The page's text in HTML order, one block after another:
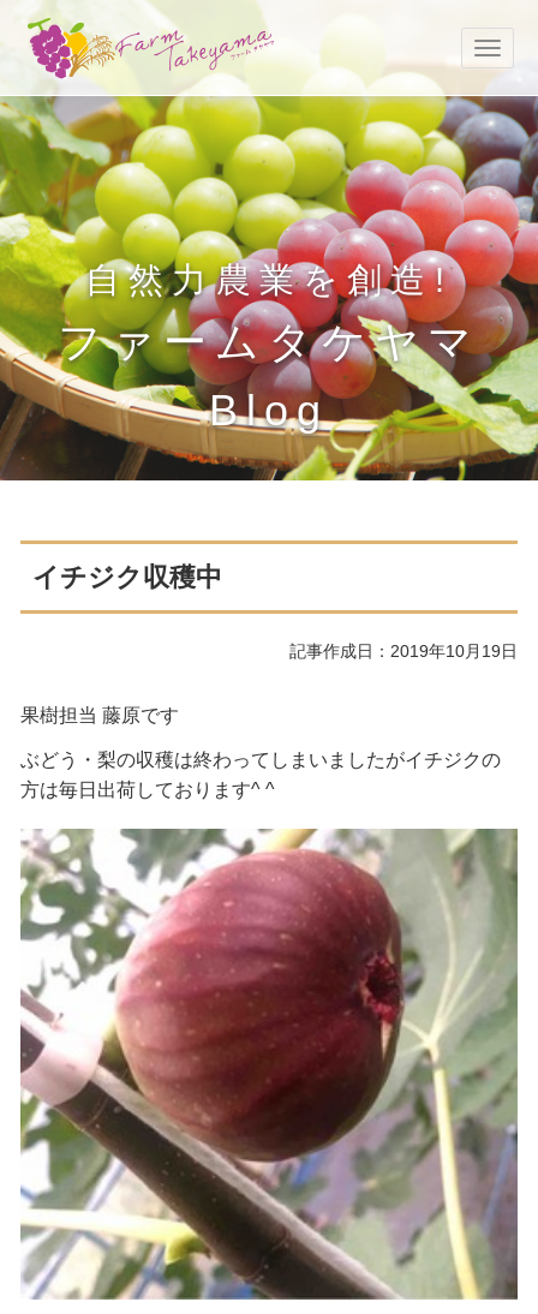
自然力農業を創造!
ファームタケヤマ
Blog
イチジク収穫中
記事作成日：2019年10月19日
果樹担当 藤原です
ぶどう・梨の収穫は終わってしまいましたがイチジクの
方は毎日出荷しております^ ^